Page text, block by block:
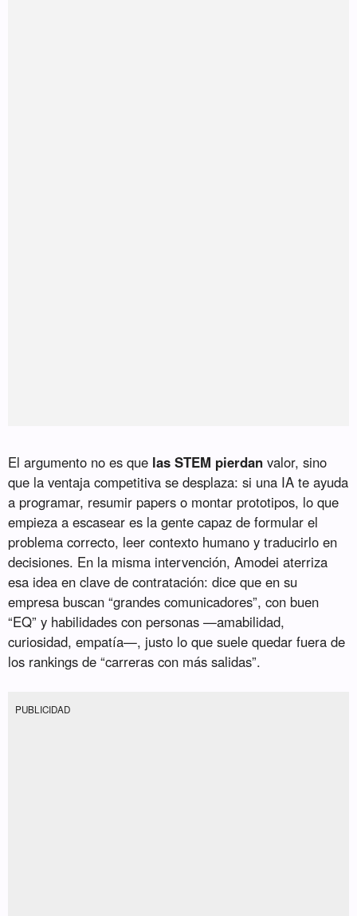
El argumento no es que las STEM pierdan valor, sino
que la ventaja competitiva se desplaza: si una IA te ayuda
a programar, resumir papers o montar prototipos, lo que
empieza a escasear es la gente capaz de formular el
problema correcto, leer contexto humano y traducirlo en
decisiones. En la misma intervención, Amodei aterriza
esa idea en clave de contratación: dice que en su
empresa buscan “grandes comunicadores”, con buen
“EQ” y habilidades con personas —amabilidad,
curiosidad, empatía—, justo lo que suele quedar fuera de
los rankings de “carreras con más salidas”.
PUBLICIDAD